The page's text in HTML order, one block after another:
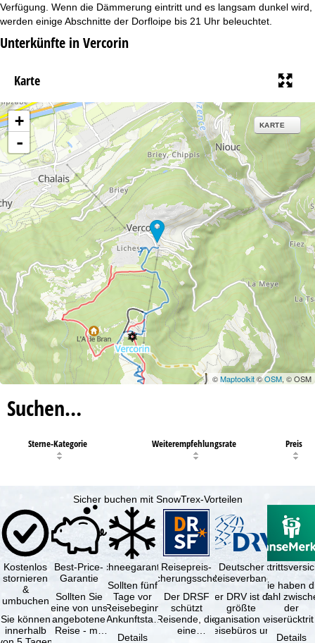
t
e
Verfügung. Wenn die Dämmerung eintritt und es langsam dunkel wird,
werden einige Abschnitte der Dorfloipe bis 21 Uhr beleuchtet.
Unterkünfte in Vercorin
Karte
+
-
KARTE
©Maptoolkit©OSM , © OSM
Suchen…
Sterne-Kategorie Weiterempfehlungsrate Preis
Sicher buchen mit SnowTrex-Vorteilen
Kostenlos
stornieren
&
umbuchen
Sie können
innerhalb
Best-Price-
Garantie
Sollten Sie
eine von uns
angebotene
Reise - mit
Schneegarantie
Sollten fünf
Tage vor
Reisebeginn
(Ankunftstag)
Details
Reisepreis-
Sicherungsschein
Der DRSF
schützt
Reisende, die
eine
Deutscher
Reiseverband
Der DRV ist die
größte
Organisation von
Reisebüros und
Sie haben
Wahl
der
Details